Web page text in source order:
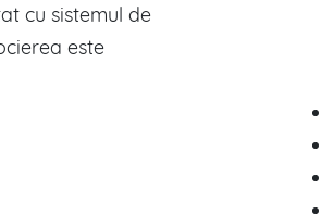
cu sistemul de
este